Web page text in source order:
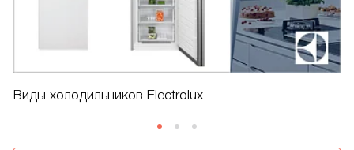
Виды холодильников Electrolux